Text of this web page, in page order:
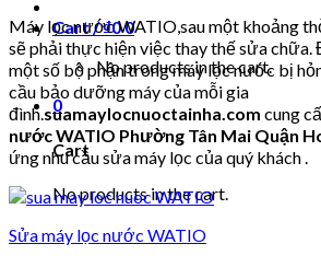
Cart /₫00
No products in the cart.
0
Cart
No products in the cart.
Máy lọc nước WATIO,sau một khoảng
sẽ phải thực hiện việc thay thế sửa chữa.
một số bộ phận trong máy lọc nước bị
cầu bảo dưỡng máy của mỗi gia
đình.suamaylocnuoctainha.com cung
nước WATIO Phường Tân Mai Quận
ứng nhu cầu sửa máy lọc của quý khách .
Sửa máy lọc nước WATIO